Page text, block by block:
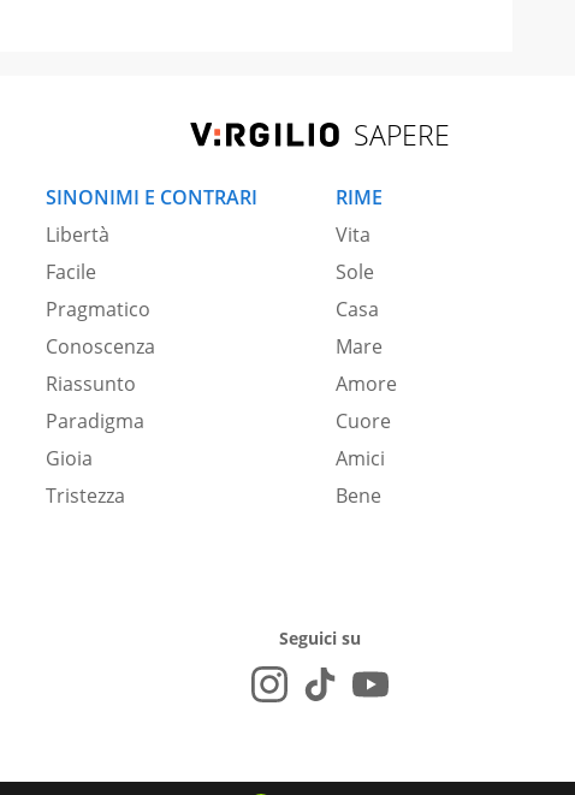
SAPERE
SINONIMI E CONTRARI
Libertà
Facile
Pragmatico
Conoscenza
Riassunto
Paradigma
Gioia
Tristezza
RIME
Vita
Sole
Casa
Mare
Amore
Cuore
Amici
Bene
Seguici su